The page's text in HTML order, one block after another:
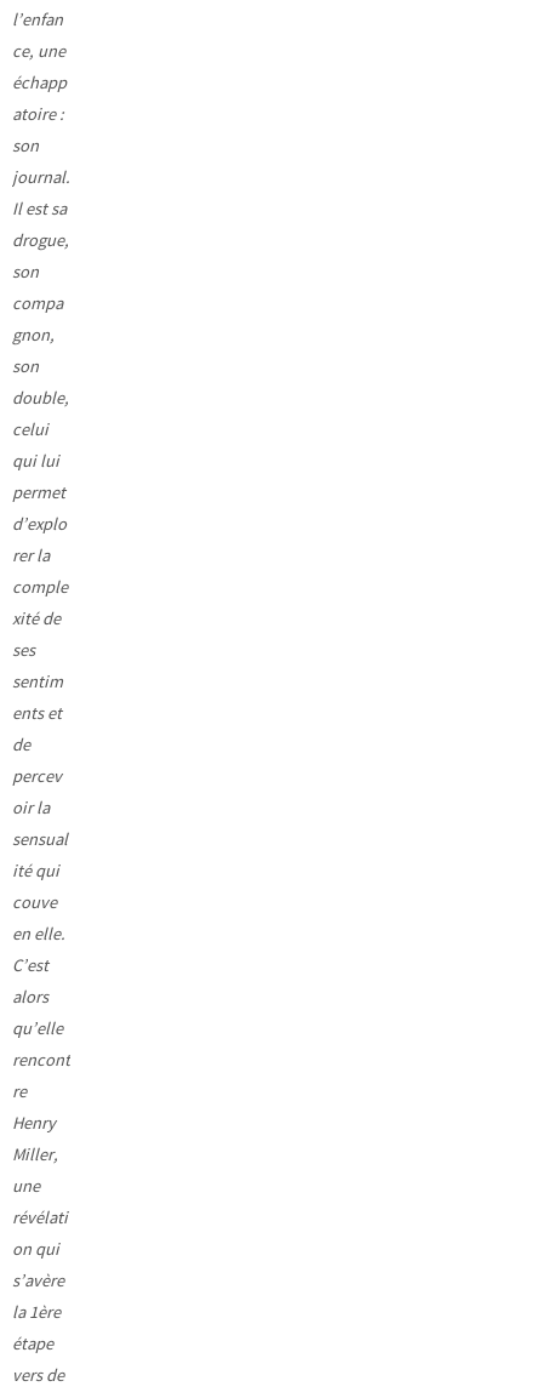
l’enfan
ce, une
échapp
atoire :
son
journal.
Il est sa
drogue,
son
compa
gnon,
son
double,
celui
qui lui
permet
d’explo
rer la
comple
xité de
ses
sentim
ents et
de
percev
oir la
sensual
ité qui
couve
en elle.
C’est
alors
qu’elle
rencont
re
Henry
Miller,
une
révélati
on qui
s’avère
la 1ère
étape
vers de